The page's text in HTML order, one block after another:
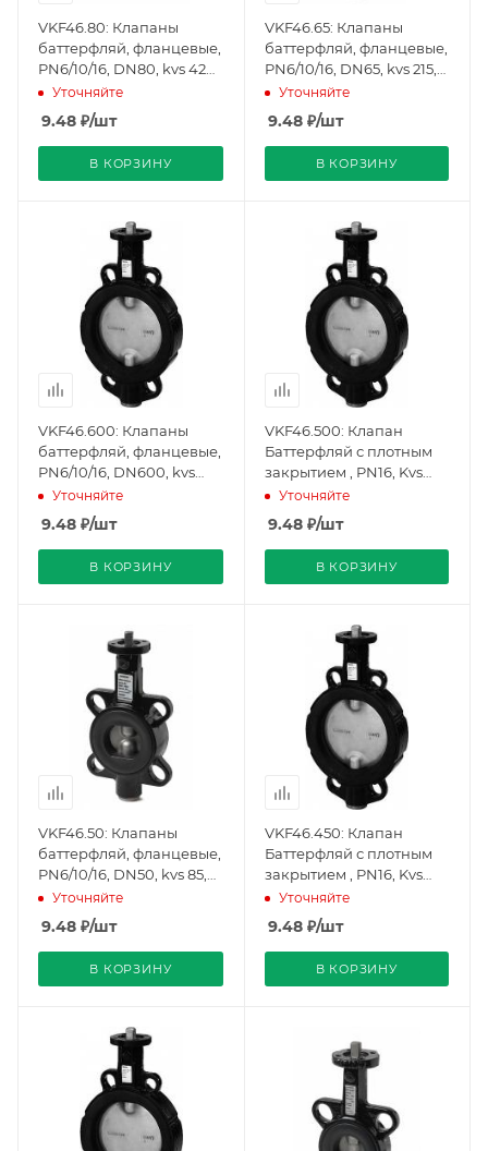
VKF46.80: Клапаны
баттерфляй, фланцевые,
PN6/10/16, DN80, kvs 420,
Плотное закрытие
(BPZ:VKF46.80), Siemens
Уточняйте
9.48 ₽/шт
В КОРЗИНУ
VKF46.65: Клапаны
баттерфляй, фланцевые,
PN6/10/16, DN65, kvs 215,
Плотное закрытие
(BPZ:VKF46.65), Siemens
Уточняйте
9.48₽/шт
В КОРЗИНУ
VKF46.600: Клапаны
баттерфляй, фланцевые,
PN6/10/16, DN600, kvs
29300, Плотное
закрытие
(BPZ:VKF46.600),
Siemens
Уточняйте
9.48 ₽/шт
В КОРЗИНУ
VKF46.500: Клапан
Баттерфляй с плотным
закрытием , PN16, Kvs
21000, DN500, -10…120 C,
фланцевый
(BPZ:VKF46.500),
Siemens
Уточняйте
9.48₽/шт
В КОРЗИНУ
VKF46.50: Клапаны
баттерфляй, фланцевые,
PN6/10/16, DN50, kvs 85,
Плотное закрытие
(BPZ:VKF46.50), Siemens
Уточняйте
9.48 ₽/шт
В КОРЗИНУ
VKF46.450: Клапан
Баттерфляй с плотным
закрытием , PN16, Kvs
20500, DN450, -10…120 C,
фланцевый
(BPZ:VKF46.450),
Siemens
Уточняйте
9.48₽/шт
В КОРЗИНУ